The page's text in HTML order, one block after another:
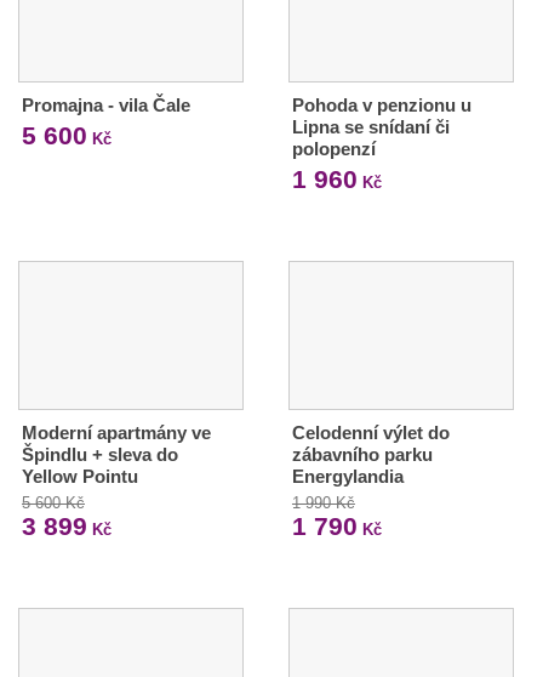
Promajna - vila Čale
5 600 Kč
Pohoda v penzionu u
Lipna se snídaní či
polopenzí
1 960 Kč
Moderní apartmány ve
Špindlu + sleva do
Yellow Pointu
5 600 Kč
3 899 Kč
Celodenní výlet do
zábavního parku
Energylandia
1 990 Kč
1 790 Kč